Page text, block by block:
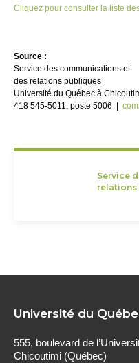
Cliquez pour consulter la liste
Source :
Service des communications et
des relations publiques
Université du Québec à
418 545-5011, poste 5006 |
Service
Université du
555, boulevard de
Chicoutimi (Québec)